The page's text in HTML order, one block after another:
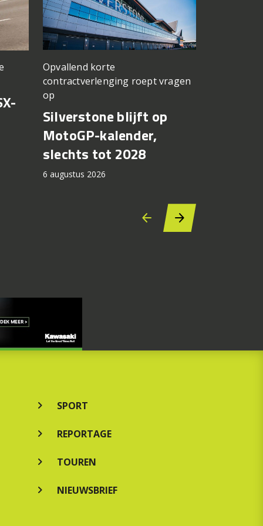
Opvallend korte
contractverlenging roept vragen
op
Silverstone blijft op
MotoGP-kalender,
slechts tot 2028
6 augustus 2026
SPORT
REPORTAGE
TOUREN
NIEUWSBRIEF